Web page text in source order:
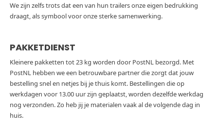
We zijn zelfs trots dat een van hun trailers onze eigen bedrukking
draagt, als symbool voor onze sterke samenwerking.
PAKKETDIENST
Kleinere pakketten tot 23 kg worden door PostNL bezorgd. Met
PostNL hebben we een betrouwbare partner die zorgt dat jouw
bestelling snel en netjes bij je thuis komt. Bestellingen die op
werkdagen voor 13.00 uur zijn geplaatst, worden dezelfde werkdag
nog verzonden. Zo heb jij je materialen vaak al de volgende dag in
huis.